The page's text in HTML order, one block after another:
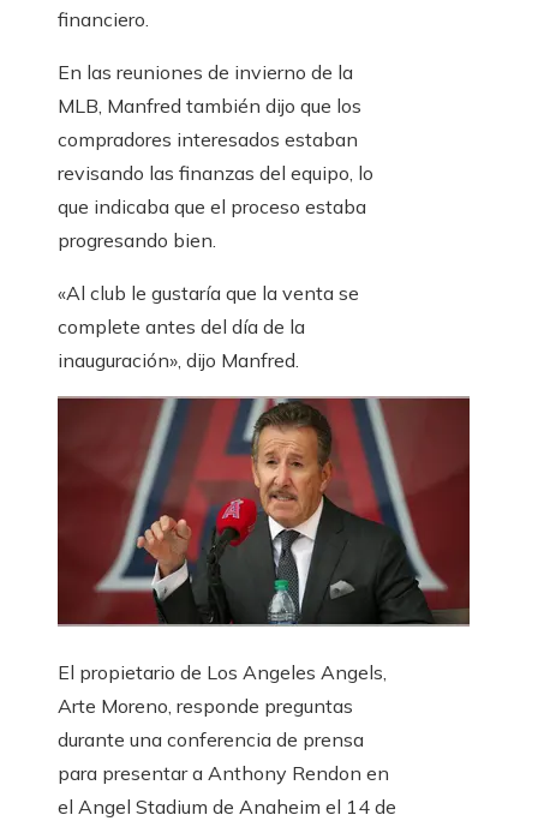
financiero.
En las reuniones de invierno de la
MLB, Manfred también dijo que los
compradores interesados ​​estaban
revisando las finanzas del equipo, lo
que indicaba que el proceso estaba
progresando bien.
«Al club le gustaría que la venta se
complete antes del día de la
inauguración», dijo Manfred.
El propietario de Los Angeles Angels,
Arte Moreno, responde preguntas
durante una conferencia de prensa
para presentar a Anthony Rendon en
el Angel Stadium de Anaheim el 14 de